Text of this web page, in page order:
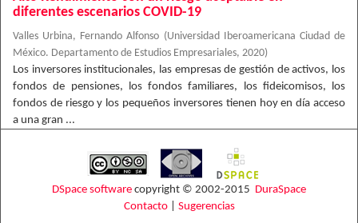
diferentes escenarios COVID-19
Valles Urbina, Fernando Alfonso (Universidad Iberoamericana Ciudad de
México. Departamento de Estudios Empresariales, 2020)
Los inversores institucionales, las empresas de gestión de activos, los
fondos de pensiones, los fondos familiares, los fideicomisos, los
fondos de riesgo y los pequeños inversores tienen hoy en día acceso
a una gran ...
DSpace software copyright © 2002-2015 DuraSpace
Contacto| Sugerencias